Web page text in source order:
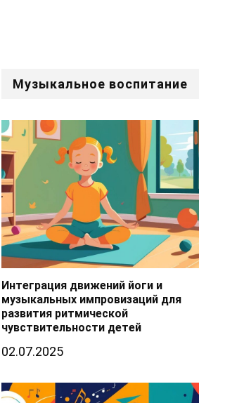
Музыкальное воспитание
Интеграция движений йоги и
музыкальных импровизаций для
развития ритмической
чувствительности детей
02.07.2025